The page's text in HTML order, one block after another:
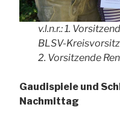
v.l.n.r.: 1.
BLSV-
2. Vorsitzende
Gaudispiele und
Nachmittag